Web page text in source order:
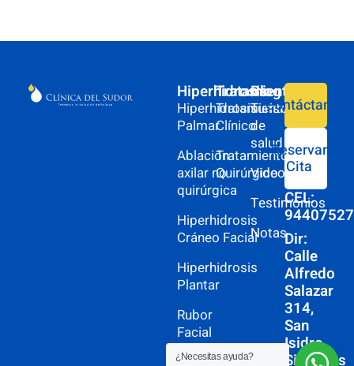
Hiperhidrosis
Hiperhidrosis
Palmar
Ablación
axilar no
quirúrgica
Hiperhidrosis
Cráneo Facial
Hiperhidrosis
Plantar
Rubor
Facial
Tratamiento
Tratamiento
Clínico
Tratamiento
Quirúrgico
Blog
Turismo
de
salud
Videos
Testimonios
Notas
Contáctanos
Reservar
Cita
CEL:
Dir:
Calle
Alfredo
Salazar
314,
San
Isidro
Siguenos
¿Necesitas ayuda?